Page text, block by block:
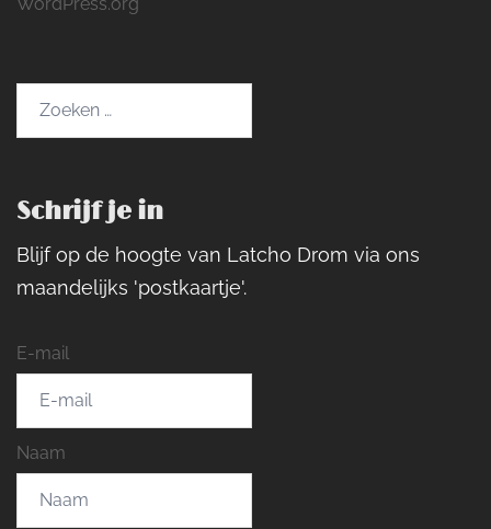
Schrijf je in
Blijf op de hoogte van Latcho Drom via ons
maandelijks 'postkaartje'.
E-mail
Naam